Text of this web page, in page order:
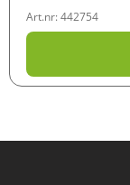
Art.nr: 442754